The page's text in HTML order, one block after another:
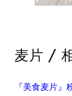
麦片 /
『美食麦片』